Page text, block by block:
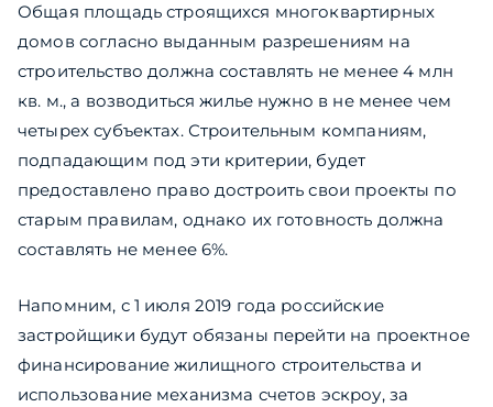
Общая площадь строящихся многоквартирных
домов согласно выданным разрешениям на
строительство должна составлять не менее 4 млн
кв. м., а возводиться жилье нужно в не менее чем
четырех субъектах. Строительным компаниям,
подпадающим под эти критерии, будет
предоставлено право достроить свои проекты по
старым правилам, однако их готовность должна
составлять не менее 6%.
Напомним, с 1 июля 2019 года российские
застройщики будут обязаны перейти на проектное
финансирование жилищного строительства и
использование механизма счетов эскроу, за